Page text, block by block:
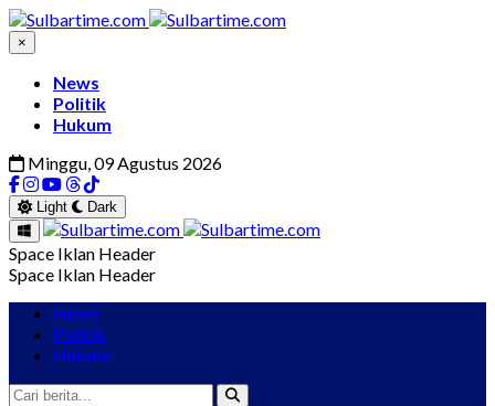
×
News
Politik
Hukum
Minggu, 09 Agustus 2026
Light Dark
Space Iklan Header
Space Iklan Header
News
Politik
Hukum